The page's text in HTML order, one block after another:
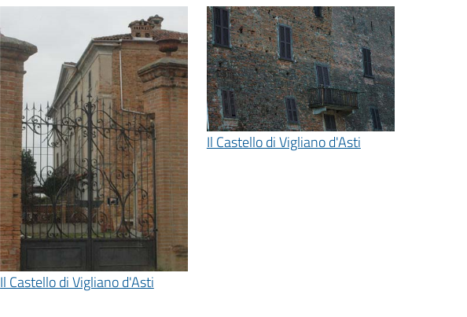
Il Castello di Vigliano d'Asti
Il Castello di Vigliano d'Asti